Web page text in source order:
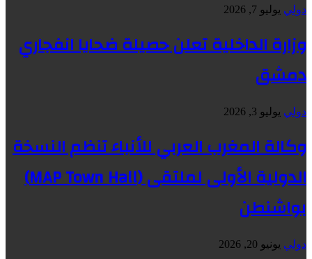
دولي يوليو 7, 2026
وزارة الداخلية تعلن حصيلة ضحايا انفجاري
دمشق
دولي يوليو 3, 2026
وكالة المغرب العربي للأنباء تنظم النسخة
الدولية الأولى لملتقى (MAP Town Hall)
بواشنطن
دولي يونيو 20, 2026